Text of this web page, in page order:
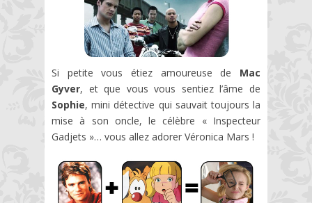
Si petite vous étiez amoureuse de Mac
Gyver, et que vous vous sentiez l’âme de
Sophie, mini détective qui sauvait toujours la
mise à son oncle, le célèbre « Inspecteur
Gadjets »… vous allez adorer Véronica Mars !